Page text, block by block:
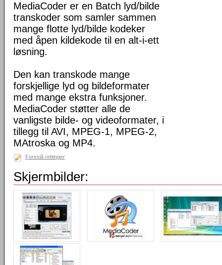
MediaCoder er en Batch lyd/bilde
transkoder som samler sammen
mange flotte lyd/bilde kodeker
med åpen kildekode til en alt-i-ett
løsning.
Den kan transkode mange
forskjellige lyd og bildeformater
med mange ekstra funksjoner.
MediaCoder støtter alle de
vanligste bilde- og videoformater, i
tillegg til AVI, MPEG-1, MPEG-2,
MAtroska og MP4.
Foreslå rettinger
Skjermbilder: